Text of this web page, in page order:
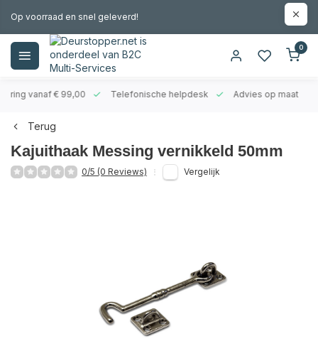
Op voorraad en snel geleverd!
0
vanaf € 99,00 Telefonische helpdesk Advies op maat
Terug
Kajuithaak Messing vernikkeld 50mm
0/5 (0 Reviews) Vergelijk